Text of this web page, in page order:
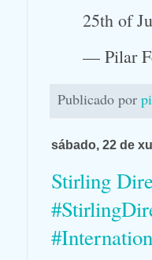
25th of
— Pilar
Publicado por
sábado, 22 de
Stirling